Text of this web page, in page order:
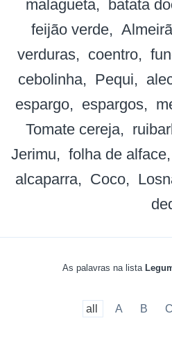
malagueta
batata
feijão verde
verduras
coentro
cebolinha
Pequi
espargo
espargos
Tomate cereja
Jerimu
folha de alface
alcaparra
Coco
As palavras na lista
all A B C